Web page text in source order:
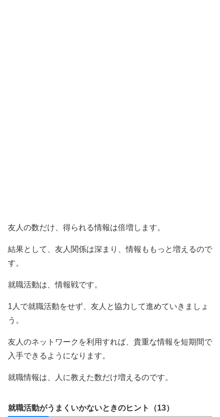
友人の数だけ、得られる情報は倍増します。
結果として、友人関係は深まり、情報ももっと増えるので
す。
就職活動は、情報戦です。
1人で就職活動をせず、友人と協力して進めていきましょ
う。
友人のネットワークを利用すれば、貴重な情報を短期間で
入手できるようになります。
就職情報は、人に教えた数だけ増えるのです。
就職活動がうまくいかないときのヒント（13）